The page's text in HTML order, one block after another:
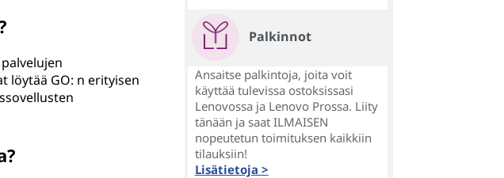
löytää GO: n erityisen
Palkinnot
Ansaitse palkintoja, joita voit
käyttää tulevissa ostoksissasi
Lenovossa ja Lenovo Prossa. Liity
tänään ja saat ILMAISEN
nopeutetun toimituksen kaikkiin
tilauksiin!
Lisätietoja >